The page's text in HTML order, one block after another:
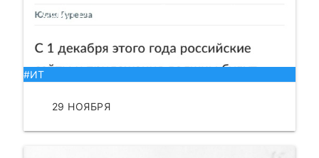
сайты нельзя будет зайти
#ИТ
29 НОЯБРЯ